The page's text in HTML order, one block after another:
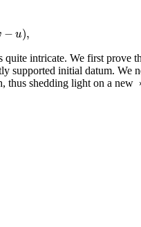
,
intricate. We first prove
supported initial datum. We
shedding light on a new